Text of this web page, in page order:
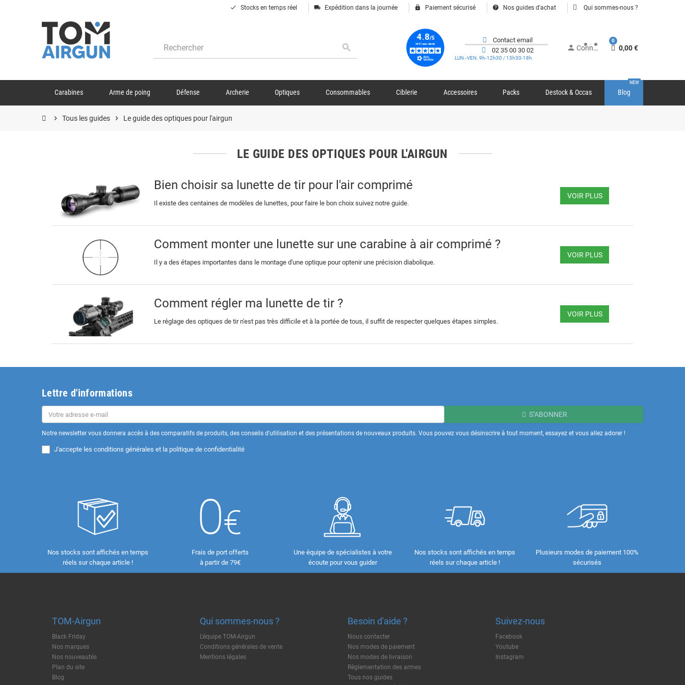
done Stocks en temps réel local_shipping Expédition dans la journée lock Paiement sécurisé help Nos guides d'achat Qui sommes-nous ?
search
Contact email
02 35 00 30 02
LUN.-VEN. 9h-12h30 / 13h30-18h
person Connexion
0
0,00 €
Carabines Arme de poing Défense Archerie Optiques Consommables Ciblerie Accessoires Packs Destock & Occas Blog
NEW
chevron_right Tous les guides chevron_right Le guide des optiques pour l'airgun
LE GUIDE DES OPTIQUES POUR L'AIRGUN
Bien choisir sa lunette de tir pour l'air comprimé
Il existe des centaines de modèles de lunettes, pour faire le bon choix suivez notre guide.
VOIR PLUS
Comment monter une lunette sur une carabine à air comprimé ?
Il y a des étapes importantes dans le montage d'une optique pour optenir une précision diabolique.
VOIR PLUS
Comment régler ma lunette de tir ?
Le réglage des optiques de tir n'est pas très difficile et à la portée de tous, il suffit de respecter quelques étapes simples.
VOIR PLUS
Lettre d'informations
S’ABONNER
Notre newsletter vous donnera accès à des comparatifs de produits, des conseils d'utilisation et des présentations de nouveaux produits. Vous pouvez vous désinscrire à tout moment, essayez et vous allez adorer !
J'accepte les conditions générales et la politique de confidentialité
Nos stocks sont affichés en temps
réels sur chaque article !
Frais de port offerts
à partir de 79€
Une équipe de spécialistes à votre
écoute pour vous guider
Nos stocks sont affichés en temps
réels sur chaque article !
Plusieurs modes de paiement 100%
sécurisés
TOM-Airgun
Black Friday
Nos marques
Nos nouveautés
Plan du site
Blog
Qui sommes-nous ?
L'équipe TOM-Airgun
Conditions générales de vente
Mentions légales
Besoin d'aide ?
Nous contacter
Nos modes de paiement
Nos modes de livraison
Règlementation des armes
Tous nos guides
Suivez-nous
Facebook
Youtube
Instagram